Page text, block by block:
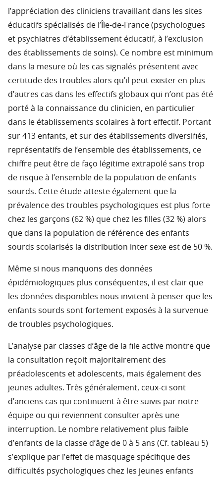
l’appréciation des cliniciens travaillant dans les sites
éducatifs spécialisés de l’Île-de-France (psychologues
et psychiatres d’établissement éducatif, à l’exclusion
des établissements de soins). Ce nombre est minimum
dans la mesure où les cas signalés présentent avec
certitude des troubles alors qu’il peut exister en plus
d’autres cas dans les effectifs globaux qui n’ont pas été
porté à la connaissance du clinicien, en particulier
dans le établissements scolaires à fort effectif. Portant
sur 413 enfants, et sur des établissements diversifiés,
représentatifs de l’ensemble des établissements, ce
chiffre peut être de faço légitime extrapolé sans trop
de risque à l’ensemble de la population de enfants
sourds. Cette étude atteste également que la
prévalence des troubles psychologiques est plus forte
chez les garçons (62 %) que chez les filles (32 %) alors
que dans la population de référence des enfants
sourds scolarisés la distribution inter sexe est de 50 %.
Même si nous manquons des données
épidémiologiques plus conséquentes, il est clair que
les données disponibles nous invitent à penser que les
enfants sourds sont fortement exposés à la survenue
de troubles psychologiques.
L’analyse par classes d’âge de la file active montre que
la consultation reçoit majoritairement des
préadolescents et adolescents, mais également des
jeunes adultes. Très généralement, ceux-ci sont
d’anciens cas qui continuent à être suivis par notre
équipe ou qui reviennent consulter après une
interruption. Le nombre relativement plus faible
d’enfants de la classe d’âge de 0 à 5 ans (Cf. tableau 5)
s’explique par l’effet de masquage spécifique des
difficultés psychologiques chez les jeunes enfants